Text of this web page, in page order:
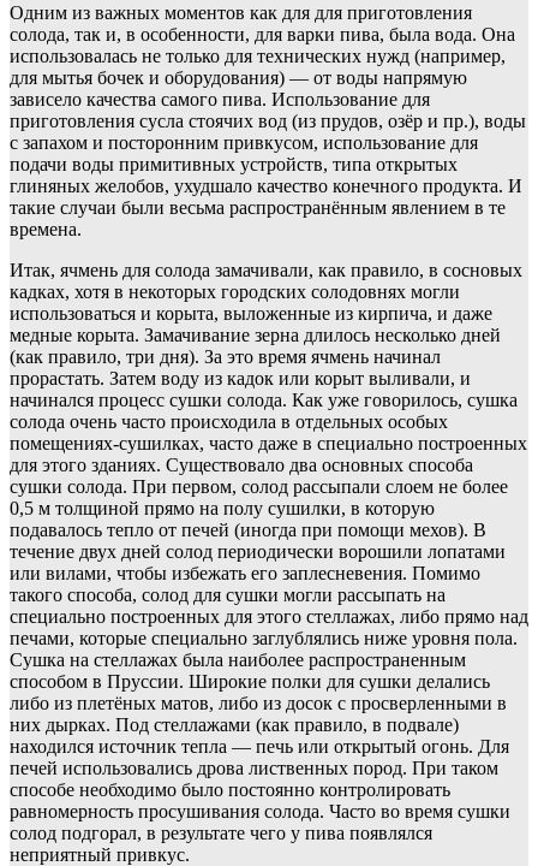
Одним из важных моментов как для для приготовления
солода, так и, в особенности, для варки пива, была вода. Она
использовалась не только для технических нужд (например,
для мытья бочек и оборудования) — от воды напрямую
зависело качества самого пива. Использование для
приготовления сусла стоячих вод (из прудов, озёр и пр.), воды
с запахом и посторонним привкусом, использование для
подачи воды примитивных устройств, типа открытых
глиняных желобов, ухудшало качество конечного продукта. И
такие случаи были весьма распространённым явлением в те
времена.
Итак, ячмень для солода замачивали, как правило, в сосновых
кадках, хотя в некоторых городских солодовнях могли
использоваться и корыта, выложенные из кирпича, и даже
медные корыта. Замачивание зерна длилось несколько дней
(как правило, три дня). За это время ячмень начинал
прорастать. Затем воду из кадок или корыт выливали, и
начинался процесс сушки солода. Как уже говорилось, сушка
солода очень часто происходила в отдельных особых
помещениях-сушилках, часто даже в специально построенных
для этого зданиях. Существовало два основных способа
сушки солода. При первом, солод рассыпали слоем не более
0,5 м толщиной прямо на полу сушилки, в которую
подавалось тепло от печей (иногда при помощи мехов). В
течение двух дней солод периодически ворошили лопатами
или вилами, чтобы избежать его заплесневения. Помимо
такого способа, солод для сушки могли рассыпать на
специально построенных для этого стеллажах, либо прямо над
печами, которые специально заглублялись ниже уровня пола.
Сушка на стеллажах была наиболее распространенным
способом в Пруссии. Широкие полки для сушки делались
либо из плетёных матов, либо из досок с просверленными в
них дырках. Под стеллажами (как правило, в подвале)
находился источник тепла — печь или открытый огонь. Для
печей использовались дрова лиственных пород. При таком
способе необходимо было постоянно контролировать
равномерность просушивания солода. Часто во время сушки
солод подгорал, в результате чего у пива появлялся
неприятный привкус.